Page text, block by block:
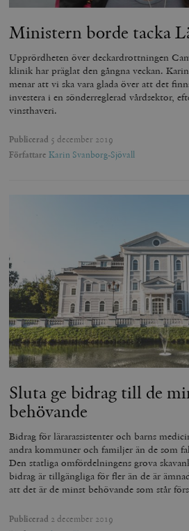
Ministern borde tacka
Upprördheten över deckardrottningen
klinik har präglat den gångna veckan.
menar att vi ska vara glada över att det
investera i en sönderreglerad vårdsektor,
vinsthaveri.
Publicerad 5 december 2019
Författare Karin Svanborg-Sjövall
Sluta ge bidrag till de
behövande
Bidrag för lärarassistenter och barns
andra kommuner och familjer än de som
Den statliga omfördelningens grova
bidrag är tillgängliga för fler än de är
att det är de minst behövande som står
Publicerad 2 december 2019